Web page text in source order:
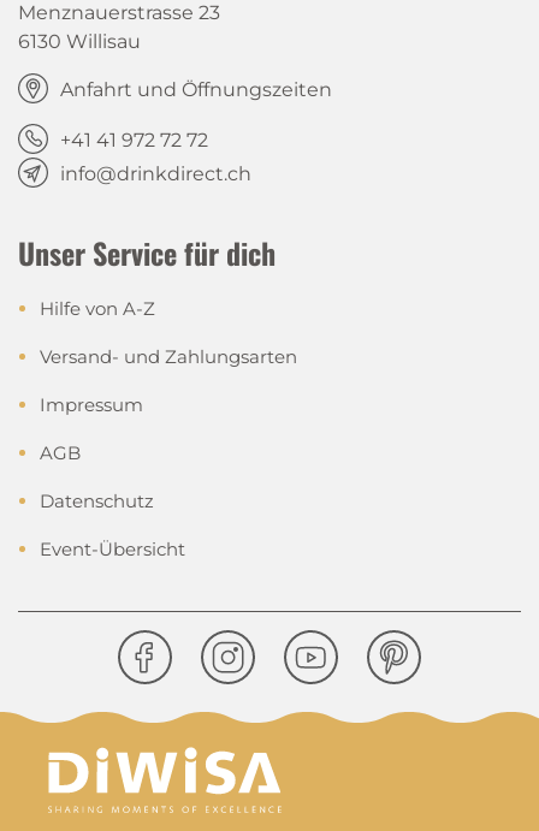
Menznauerstrasse 23
6130 Willisau
Anfahrt und Öffnungszeiten
+41 41 972 72 72
info@drinkdirect.ch
Unser Service für dich
Hilfe von A-Z
Versand- und Zahlungsarten
Impressum
AGB
Datenschutz
Event-Übersicht